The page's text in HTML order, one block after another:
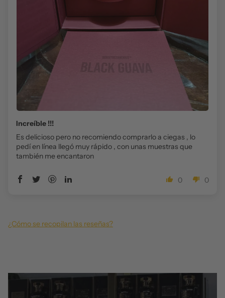
Increíble !!!
Es delicioso pero no recomiendo comprarlo a ciegas , lo
pedí en línea llegó muy rápido , con unas muestras que
también me encantaron
0 0
¿Cómo se recopilan las reseñas?